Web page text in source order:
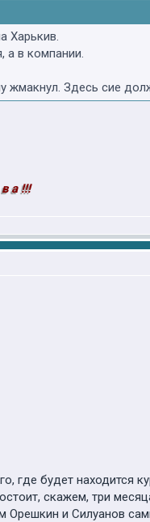
Харькив.
а в компании.
жмакнул. Здесь сие
а !!!
где будет находится
скажем, три
Орешкин и Силуанов